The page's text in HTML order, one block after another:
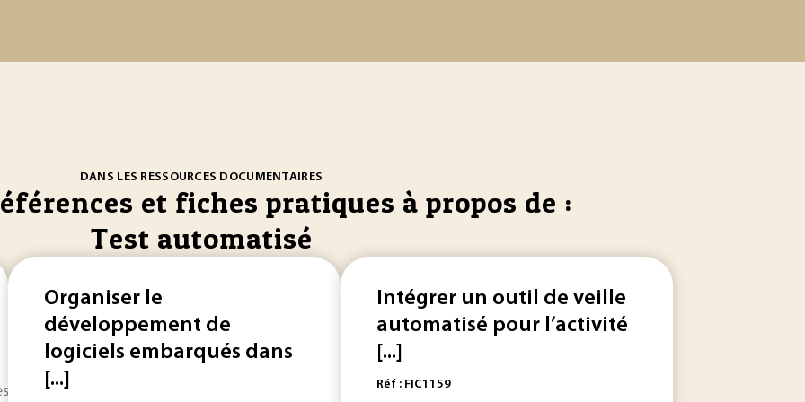
DANS LES RESSOURCES DOCUMENTAIRES
et fiches pratiques à propos de :
Test automatisé
peuvent être classées en trois catégories : vitesses lentes : entre 5... du vérin. Les
Organiser le
développement de
logiciels embarqués dans
[...]
Intégrer un outil de veille
automatisé pour l’activité
[...]
Réf : FIC1159